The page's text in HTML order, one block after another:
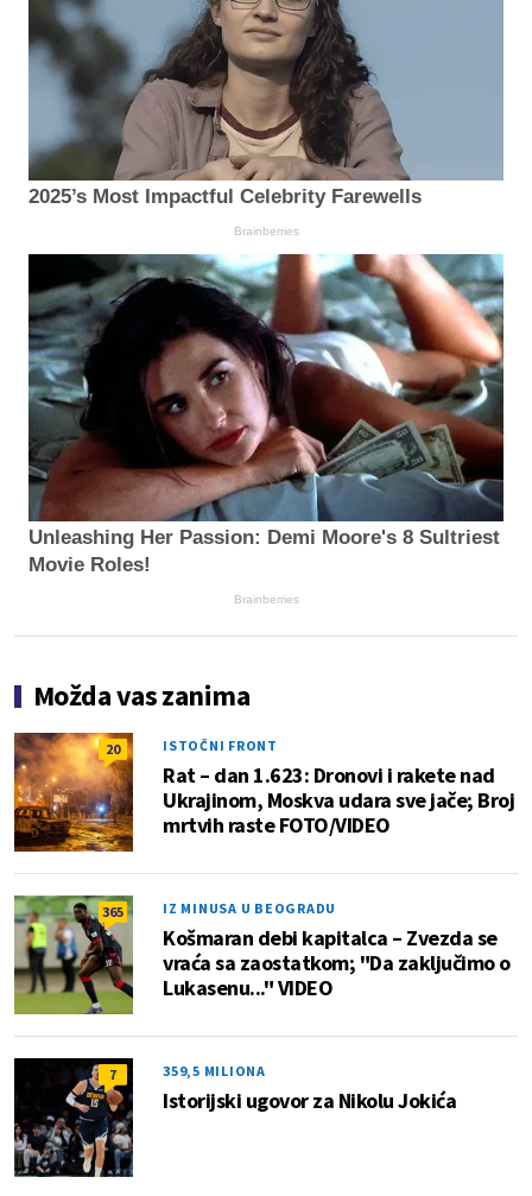
2025’s Most Impactful Celebrity Farewells
Brainberries
Unleashing Her Passion: Demi Moore's 8 Sultriest
Movie Roles!
Brainberries
Možda vas zanima
20 ISTOČNI FRONT
Rat – dan 1.623: Dronovi i rakete nad
Ukrajinom, Moskva udara sve jače; Broj
mrtvih raste FOTO/VIDEO
365 IZ MINUSA U BEOGRADU
Košmaran debi kapitalca – Zvezda se
vraća sa zaostatkom; "Da zaključimo o
Lukasenu..." VIDEO
7 359,5 MILIONA
Istorijski ugovor za Nikolu Jokića